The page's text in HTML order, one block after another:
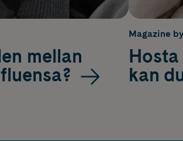
mellan
Magazine
Hosta
kan